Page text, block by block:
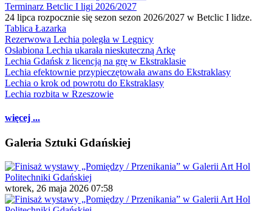
Terminarz Betclic I ligi 2026/2027
24 lipca rozpocznie się sezon sezon 2026/2027 w Betclic I lidze.
Tablica Łazarka
Rezerwowa Lechia poległa w Legnicy
Osłabiona Lechia ukarała nieskuteczną Arkę
Lechia Gdańsk z licencją na grę w Ekstraklasie
Lechia efektownie przypieczętowała awans do Ekstraklasy
Lechia o krok od powrotu do Ekstraklasy
Lechia rozbita w Rzeszowie
więcej ...
Galeria Sztuki Gdańskiej
wtorek, 26 maja 2026 07:58